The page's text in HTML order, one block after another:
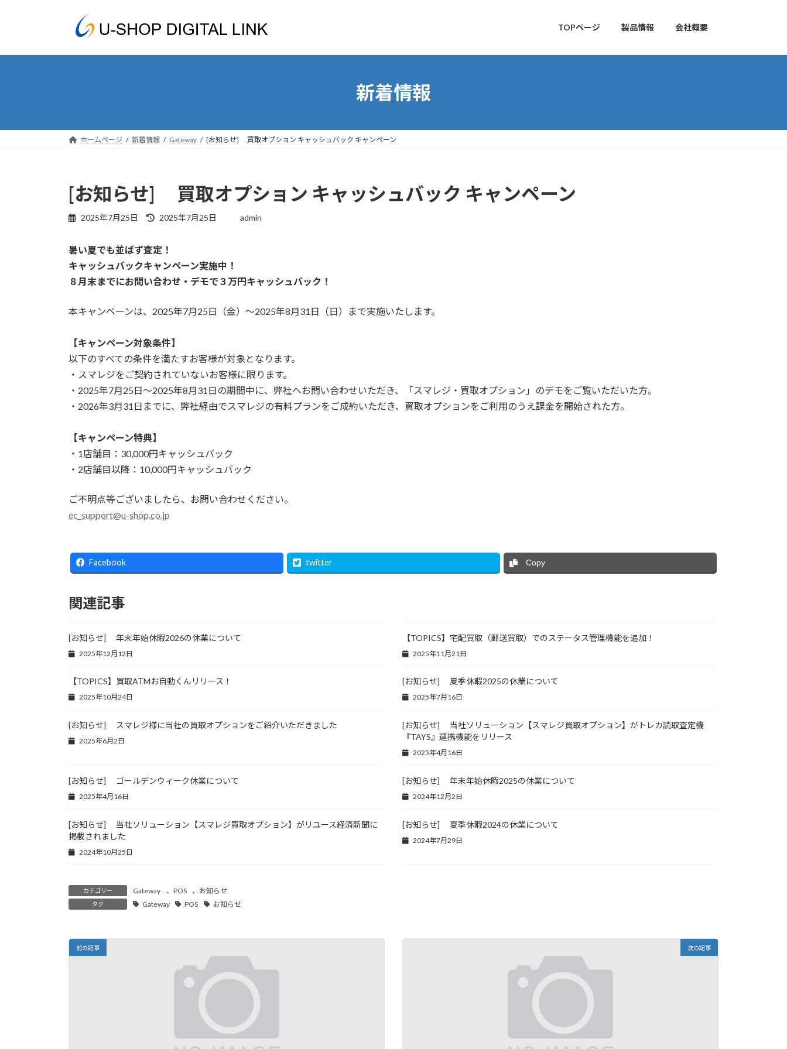
プ
動
TOPページ 製品情報 会社概要
新着情報
ホームページ 新着情報 Gateway [お知らせ] 買取オプション キャッシュバック キャンペーン
[お知らせ] 買取オプション キャッシュバック キャンペーン
2025年7月25日
最
新
日
時
:
2025年7月25日 admin
暑い夏でも並ばず査定！
キャッシュバックキャンペーン実施中！
８月末までにお問い合わせ・デモで３万円キャッシュバック！
本キャンペーンは、2025年7月25日（金）～2025年8月31日（日）まで実施いたします。
【キャンペーン対象条件】
以下のすべての条件を満たすお客様が対象となります。
・スマレジをご契約されていないお客様に限ります。
・2025年7月25日〜2025年8月31日の期間中に、弊社へお問い合わせいただき、「スマレジ・買取オプション」のデモをご覧いただいた方。
・2026年3月31日までに、弊社経由でスマレジの有料プランをご成約いただき、買取オプションをご利用のうえ課金を開始された方。
【キャンペーン特典】
・1店舗目：30,000円キャッシュバック
・2店舗目以降：10,000円キャッシュバック
ご不明点等ございましたら、お問い合わせください。
ec_support@u-shop.co.jp
Facebook twitter Copy
関連記事
[お知らせ] 年末年始休暇2026の休業について
2025年12月12日
【TOPICS】宅配買取（郵送買取）でのステータス管理機能を追加！
2025年11月21日
【TOPICS】買取ATMお自動くんリリース！
2025年10月24日
[お知らせ] 夏季休暇2025の休業について
2025年7月16日
[お知らせ] スマレジ様に当社の買取オプションをご紹介いただきました
2025年6月2日
[お知らせ] 当社ソリューション【スマレジ買取オプション】がトレカ読取査定機
『TAYS』連携機能をリリース
2025年4月16日
[お知らせ] ゴールデンウィーク休業について
2025年4月16日
[お知らせ] 年末年始休暇2025の休業について
2024年12月2日
[お知らせ] 当社ソリューション【スマレジ買取オプション】がリユース経済新聞に
掲載されました
2024年10月25日
[お知らせ] 夏季休暇2024の休業について
2024年7月29日
カテゴリー Gateway 、 POS 、 お知らせ
タグ Gateway POS お知らせ
前の記事 次の記事